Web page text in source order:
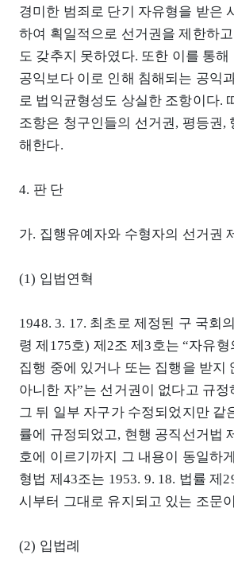
경미한 범죄로 단기 자유형을 받은
하여 획일적으로 선거권을 제한하
도 갖추지 못하였다. 또한 이를 통
공익보다 이로 인해 침해되는 공익
로 법익균형성도 상실한 조항이다.
조항은 청구인들의 선거권, 평등권,
해한다.
4. 판 단
가. 집행유예자와 수형자의 선거권
(1) 입법연혁
1948. 3. 17. 최초로 제정된 구 국회
령 제175호) 제2조 제3호는 “자유
집행 중에 있거나 또는 집행을 받지
아니한 자”는 선거권이 없다고 규
그 뒤 일부 자구가 수정되었지만 같
률에 규정되었고, 현행 공직선거법
호에 이르기까지 그 내용이 동일하
형법 제43조는 1953. 9. 18. 법률 제
시부터 그대로 유지되고 있는 조문
(2) 입법례